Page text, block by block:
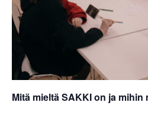
Mitä mieltä SAKKI on ja